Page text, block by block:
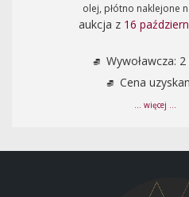
olej, płótno naklejone
aukcja z 16
Wywoławcza: 2
Cena
... więcej ...